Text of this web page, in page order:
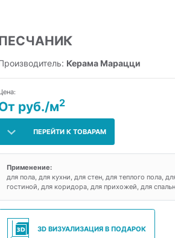
Керама Марацци
руб./м2
ПЕРЕЙТИ К ТОВАРАМ
Применение:
для пола, для кухни, для стен, для теплого пола,
гостиной, для коридора, для прихожей, для
3D ВИЗУАЛИЗАЦИЯ В ПОДАРОК